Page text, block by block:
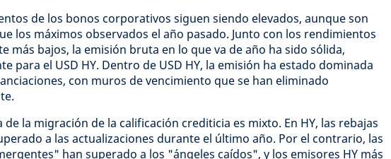
de los bonos corporativos siguen siendo elevados, aunque son
los máximos observados el año pasado. Junto con los rendimientos
más bajos, la emisión bruta en lo que va de año ha sido sólida,
para el USD HY. Dentro de USD HY, la emisión ha estado dominada
con muros de vencimiento que se han eliminado
de la migración de la calificación crediticia es mixto. En HY, las rebajas
a las actualizaciones durante el último año. Por el contrario, las
han superado a los "ángeles caídos", y los emisores HY más